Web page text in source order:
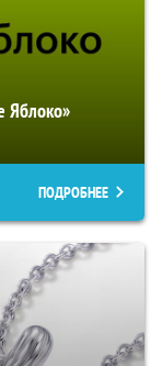
Яблоко»
ПОДРОБНЕЕ